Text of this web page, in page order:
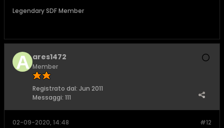
Legendary SDF Member
ares1472
Member
Registrato dal: Jun 2011
Messaggi: 111
#12
02-09-2020, 14:48